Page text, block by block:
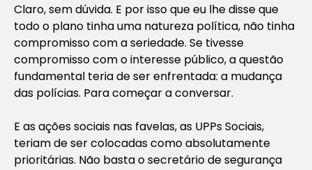
Claro, sem dúvida. E por isso que eu lhe disse que
todo o plano tinha uma natureza política, não tinha
compromisso com a seriedade. Se tivesse
compromisso com o interesse público, a questão
fundamental teria de ser enfrentada: a mudança
das polícias. Para começar a conversar.
E as ações sociais nas favelas, as UPPs Sociais,
teriam de ser colocadas como absolutamente
prioritárias. Não basta o secretário de segurança